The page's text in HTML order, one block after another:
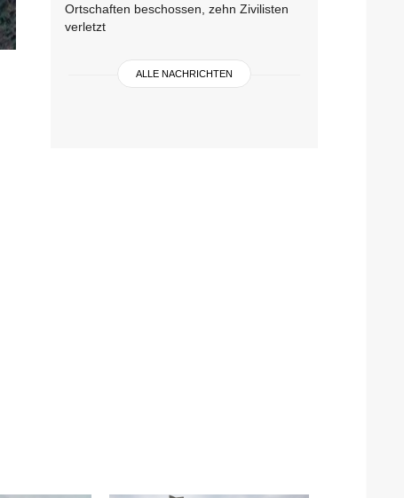
Ortschaften beschossen, zehn Zivilisten
verletzt
ALLE NACHRICHTEN